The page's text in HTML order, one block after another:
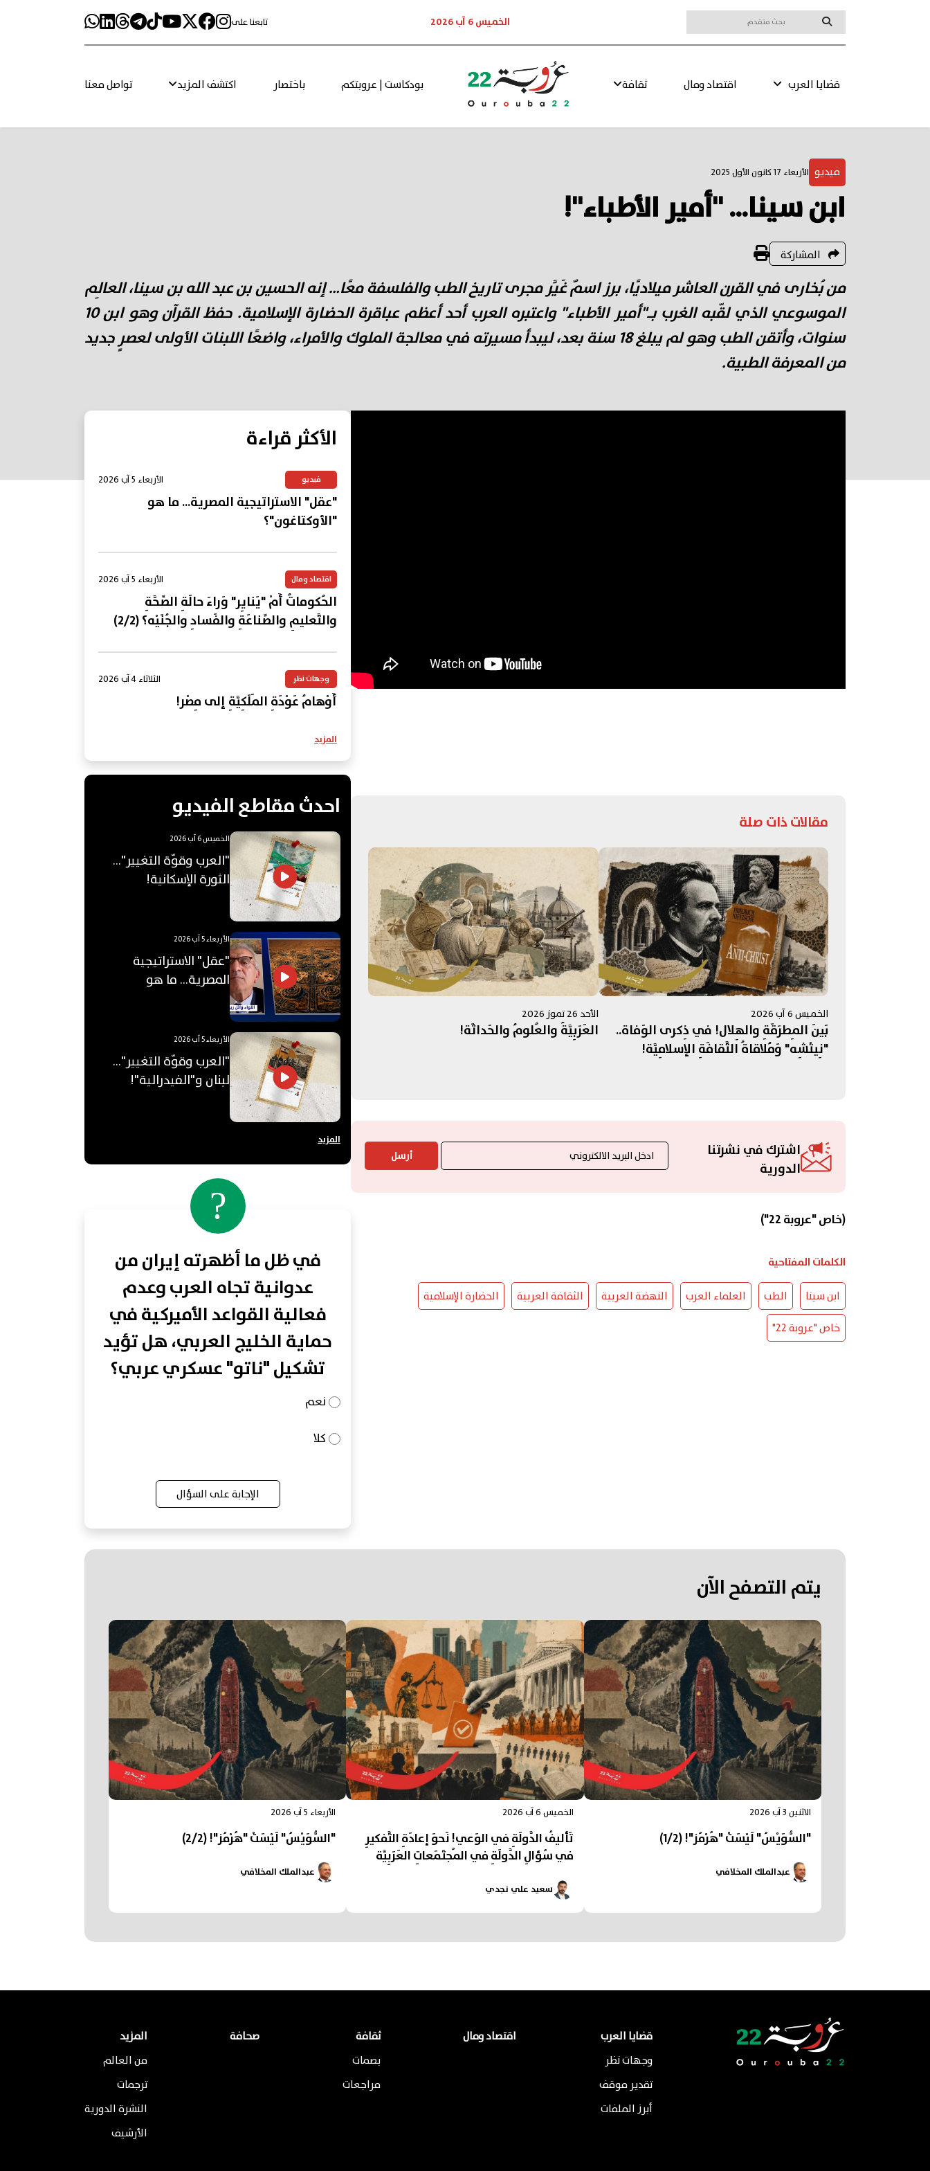
الخميس 6 آب 2026 تابعنا على
قضايا العرب اقتصاد ومال ثقافة بودكاست | عروبتكم باختصار اكتشف المزيد تواصل معنا
فيديو الأربعاء 17 كانون الأول 2025
ابن سينا… "أمير الأطباء"!
المشاركة
من بُخارى في القرن العاشر ميلاديًا، برز اسمٌ غَيَّر مجرى تاريخ الطب والفلسفة معًا… إنه الحسين بن عبد الله بن سينا، العالِم
الموسوعي الذي لقّبه الغرب بـ"أمير الأطباء" واعتبره العرب أحد أعظم عباقرة الحضارة الإسلامية. حفظ القرآن وهو ابن 10
سنوات، وأتقن الطب وهو لم يبلغ 18 سنة بعد، ليبدأ مسيرته في معالجة الملوك والأمراء، واضعًا اللبنات الأولى لعصرٍ جديد
من المعرفة الطبية.
مقالات ذات صلة
الخميس 6 آب 2026
بَينَ المِطرَقَةِ والهِلال! في ذِكرى الوَفاة..
"نِيتْشِه" وَمُلاقاةُ الثَّقافَةِ الإسلامِيَّة!
الأحد 26 تموز 2026
العَرَبِيَّةُ والعُلومُ والحَداثَة!
اشترك في نشرتنا
الدورية
أرسل
(خاص "عروبة 22")
الكلمات المفتاحية
ابن سينا الطب العلماء العرب النهضة العربية الثقافة العربية
الحضارة الإسلامية
خاص "عروبة 22"
الأكثر قراءة
فيديو الأربعاء 5 آب 2026
"عقل" الاستراتيجية المصرية... ما هو
"الأوكتاغون"؟
اقتصاد ومال الأربعاء 5 آب 2026
الحُكوماتُ أَمْ "يَنايِر" وَراءَ حالَةِ الصِّحَّةِ
والتَّعليمِ والصِّناعَةِ والفَسادِ والجُنَيْه؟ (2/2)
وجهات نظر الثلاثاء 4 آب 2026
أَوْهامُ عَوْدَةِ المَلَكِيَّةِ إلى مِصْر!
المزيد
احدث مقاطع الفيديو
الخميس 6 آب 2026
"العرب وقوّة التغيير"...
الثورة الإسكانية!
الأربعاء 5 آب 2026
"عقل" الاستراتيجية
المصرية... ما هو
"الأوكتاغون"؟
الأربعاء 5 آب 2026
"العرب وقوّة التغيير"...
لبنان و"الفيدرالية"!
المزيد
?
في ظل ما أظهرته إيران من
عدوانية تجاه العرب وعدم
فعالية القواعد الأميركية في
حماية الخليج العربي، هل تؤيد
تشكيل "ناتو" عسكري عربي؟
نعم
كلا
الإجابة على السؤال
يتم التصفح الآن
الاثنين 3 آب 2026
"السُّوَيْسُ" لَيْسَتْ "هُرْمُز"! (1/2)
عبدالملك المخلافي
الخميس 6 آب 2026
تَأليفُ الدَّولَةِ في الوَعي! نَحوَ إعادَةِ التَّفكيرِ
في سُؤالِ الدَّولَةِ في المُجتَمَعاتِ العَرَبِيَّة
سعيد علي نجدي
الأربعاء 5 آب 2026
"السُّوَيْسُ" لَيْسَتْ "هُرْمُز"! (2/2)
عبدالملك المخلافي
قضايا العرب
وجهات نظر
تقدير موقف
أبرز الملفات
اقتصاد ومال
ثقافة
بصمات
مراجعات
صحافة
المزيد
من العالم
ترجمات
النشرة الدورية
الأرشيف